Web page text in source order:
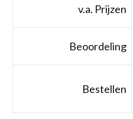
v.a. Prijzen
Beoordeling
Bestellen